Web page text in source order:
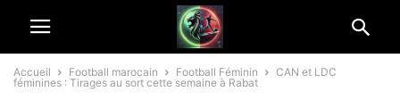
Accueil Football marocain Football Féminin
CAN et LDC
féminines : Tirages au sort cette semaine à Rabat